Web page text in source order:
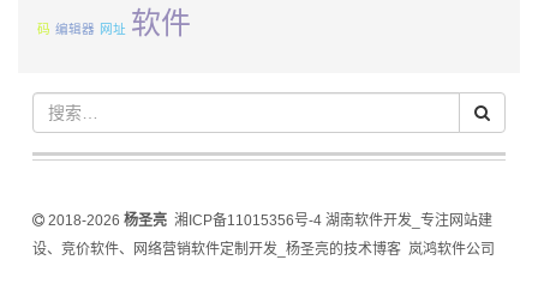
码 编辑器 网址 软件
2018-2026 杨圣亮 湘ICP备11015356号-4湖南软件开发_专注网站建
设、竞价软件、网络营销软件定制开发_杨圣亮的技术博客 岚鸿软件公司